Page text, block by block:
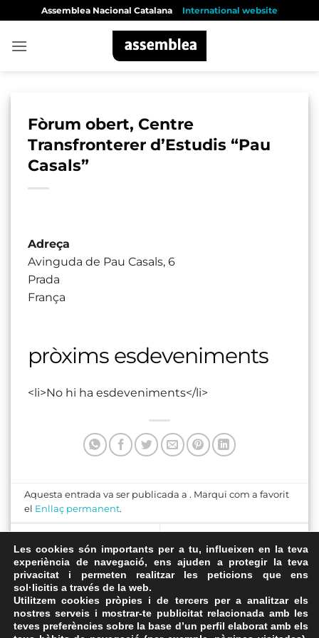
content
Assemblea Nacional Catalana International website
Fòrum obert, Centre
Transfronterer d’Estudis “Pau
Casals”
Adreça
Avinguda de Pau Casals, 6
Prada
França
pròxims esdeveniments
<li>No hi ha esdeveniments</li>
Aquesta entrada va ser publicada a . Marqui com a favorit
el Enllaç permanent.
Amfiteatre, Centre
Transfronterer d’Estudis
“Pau Casals”
Conferències, Centre
Transfronterer d’Estudis
“Pau Casals”
Les cookies són importants per a tu, influeixen en la teva
experiència de navegació, ens ajuden a protegir la teva
privacitat i permeten realitzar les peticions que ens
sol·licitis a través de la web.
Utilitzem cookies pròpies i de tercers per a analitzar els
nostres serveis i mostrar-te publicitat relacionada amb les
teves preferències sobre la base d’un perfil elaborat amb els